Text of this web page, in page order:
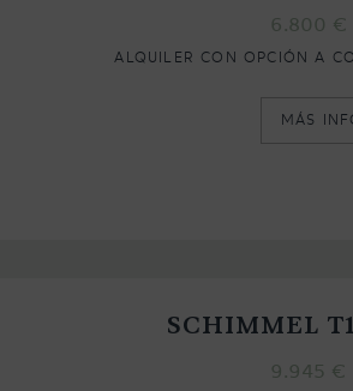
6.800 €
ALQUILER CON OPCIÓN A
MÁS
SCHIMMEL
9.945 €